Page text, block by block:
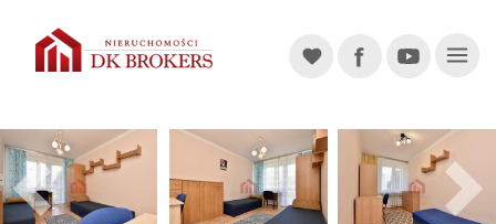
Main Navigation
Previous